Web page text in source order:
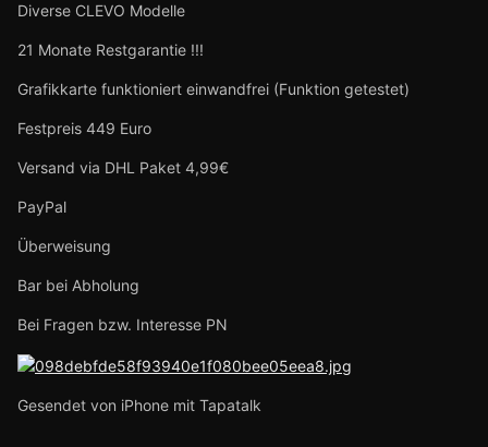
Diverse CLEVO Modelle
21 Monate Restgarantie !!!
Grafikkarte funktioniert einwandfrei (Funktion getestet)
Festpreis 449 Euro
Versand via DHL Paket 4,99€
PayPal
Überweisung
Bar bei Abholung
Bei Fragen bzw. Interesse PN
Gesendet von iPhone mit Tapatalk